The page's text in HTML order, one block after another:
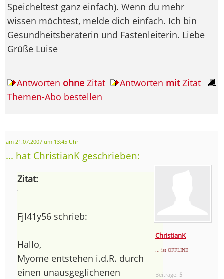
Speicheltest ganz einfach). Wenn du mehr
wissen möchtest, melde dich einfach. Ich bin
Gesundheitsberaterin und Fastenleiterin. Liebe
Grüße Luise
Antworten ohne Zitat Antworten mitZitat
Themen-Abo bestellen
am 21.07.2007 um 13:45 Uhr
... hat ChristianK geschrieben:
ChristianK
... ist OFFLINE
Beiträge: 5
Zitat:
Fjl41y56 schrieb:
Hallo,
Myome entstehen i.d.R. durch
einen unausgeglichenen